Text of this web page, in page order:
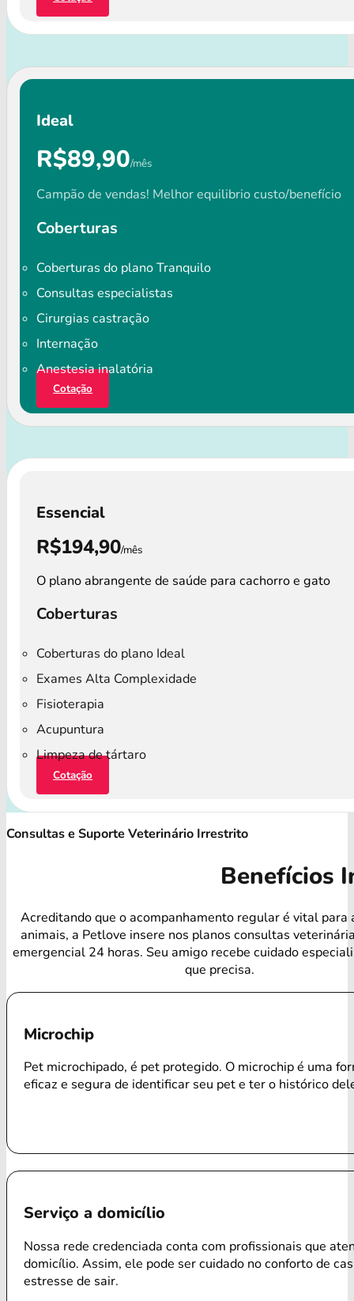
Ideal
R$89,90/mês
Campão de vendas! Melhor equilibrio custo/benefício
Coberturas
Coberturas do plano Tranquilo
Consultas especialistas
Cirurgias castração
Internação
Anestesia inalatória
Cotação
Essencial
R$194,90/mês
O plano abrangente de saúde para cachorro e gato
Coberturas
Coberturas do plano Ideal
Exames Alta Complexidade
Fisioterapia
Acupuntura
Limpeza de tártaro
Cotação
Consultas e Suporte Veterinário Irrestrito
Benefícios
Acreditando que o acompanhamento regular é vital para
animais, a Petlove insere nos planos consultas
emergencial 24 horas. Seu amigo recebe cuidado
que precisa.
Microchip
Pet microchipado, é pet protegido. O microchip é uma
eficaz e segura de identificar seu pet e ter o histórico
Serviço a domicílio
Nossa rede credenciada conta com profissionais que
domicílio. Assim, ele pode ser cuidado no conforto de
estresse de sair.